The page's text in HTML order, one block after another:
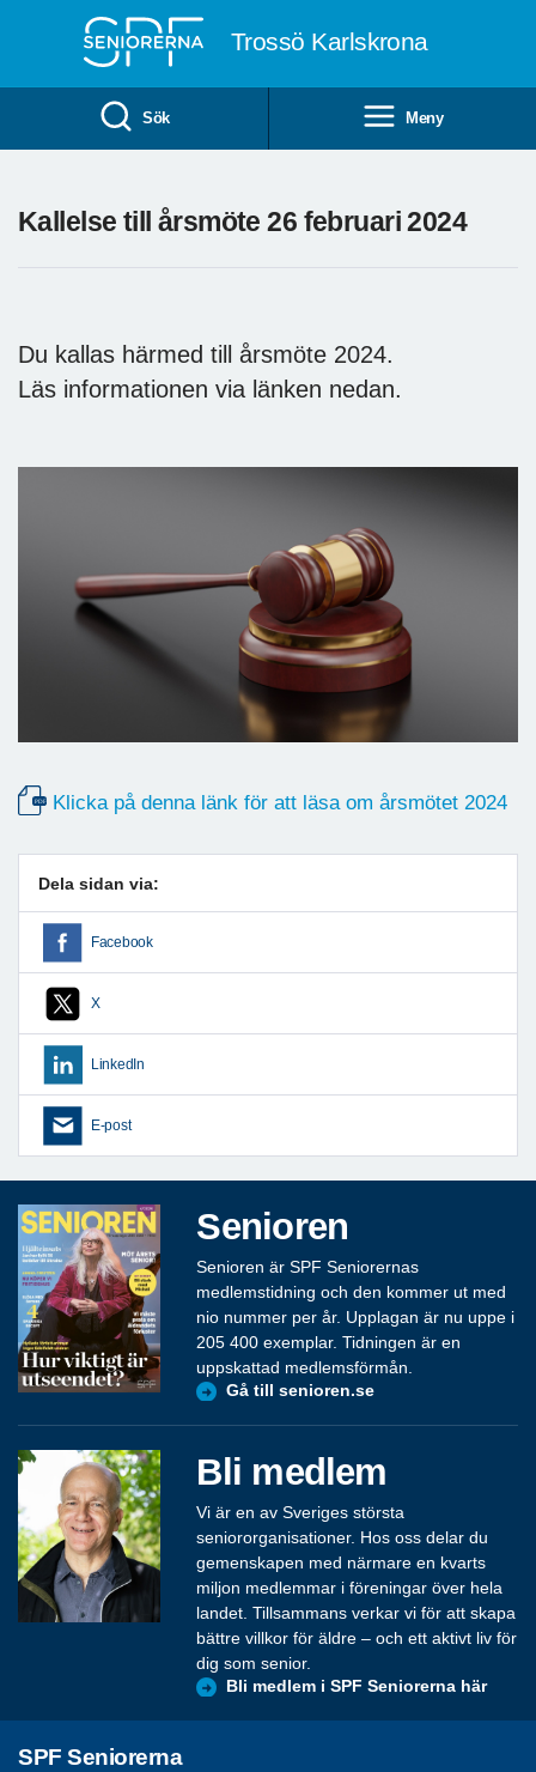
Trossö Karlskrona
Sök Meny
Kallelse till årsmöte 26 februari 2024
Du kallas härmed till årsmöte 2024.
Läs informationen via länken nedan.
Klicka på denna länk för att läsa om årsmötet 2024
Dela sidan via:
Facebook
X
LinkedIn
E-post
Senioren
Senioren är SPF Seniorernas
medlemstidning och den kommer ut med
nio nummer per år. Upplagan är nu uppe i
205 400 exemplar. Tidningen är en
uppskattad medlemsförmån.
Gå till senioren.se
Bli medlem
Vi är en av Sveriges största
seniororganisationer. Hos oss delar du
gemenskapen med närmare en kvarts
miljon medlemmar i föreningar över hela
landet. Tillsammans verkar vi för att skapa
bättre villkor för äldre – och ett aktivt liv för
dig som senior.
Bli medlem i SPF Seniorerna här
SPF Seniorerna